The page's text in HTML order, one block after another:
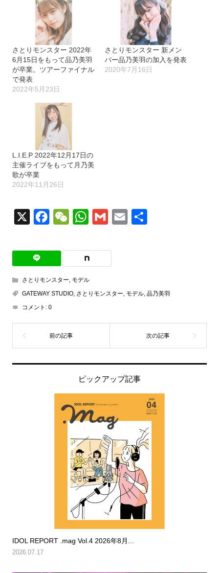
さとりモンスター 2022年
6月15日をもって品乃美羽
が卒業。ツアーファイナル
で発表
2022年5月23日
さとりモンスター 新メン
バー品乃美羽の加入を発表
2020年7月16日
L.I.E.P 2022年12月17日の
主催ライブをもって月乃美
歌が卒業
2022年11月26日
X Facebook
WeChat
WhatsApp
GmailEmail
さとりモンスター, モデル
GATEWAY STUDIO, さとりモンスター, モデル, 品乃美羽
コメント: 0
ピックアップ記事
IDOL REPORT .mag Vol.4 2026年8月...
2026.07.17